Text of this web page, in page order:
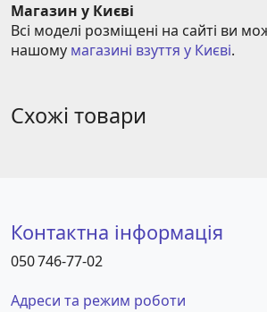
Магазин у Києві
Всі моделі розміщені на сайті ви
нашому магазині взуття у Києві.
Схожі товари
Контактна інформація
050 746-77-02
Адреси та режим роботи